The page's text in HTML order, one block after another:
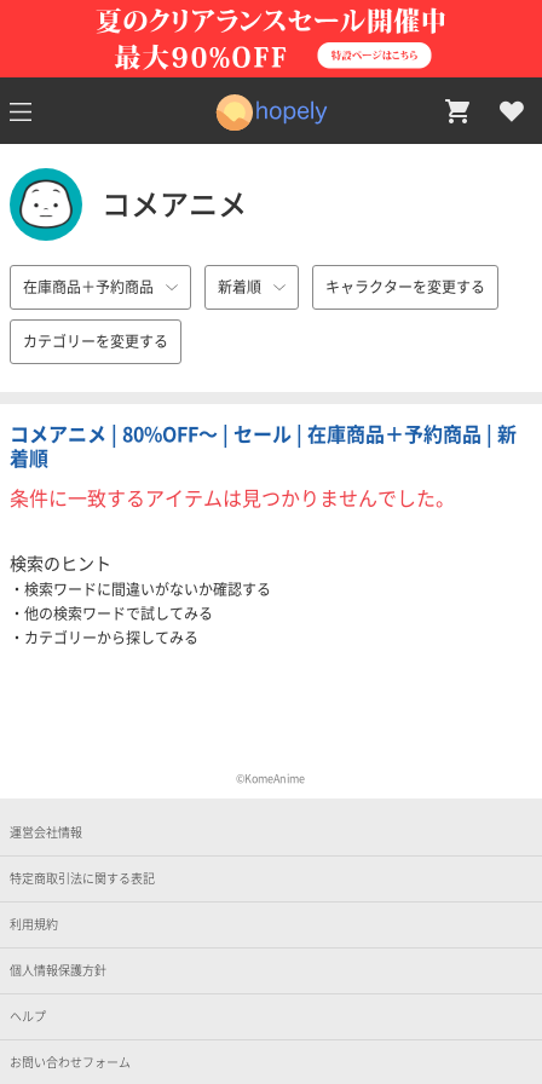
コメアニメ
在庫商品＋予約商品 新着順 キャラクターを変更する
カテゴリーを変更する
コメアニメ | 80%OFF〜 | セール | 在庫商品＋予約商品 | 新
着順
条件に一致するアイテムは見つかりませんでした。
検索のヒント
検索ワードに間違いがないか確認する
他の検索ワードで試してみる
カテゴリーから探してみる
©KomeAnime
運営会社情報
特定商取引法に関する表記
利用規約
個人情報保護方針
ヘルプ
お問い合わせフォーム